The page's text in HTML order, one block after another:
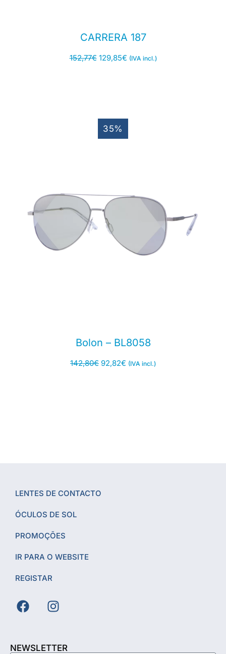
CARRERA 187
152,77€ 129,85€ (IVA incl.)
35%
Bolon – BL8058
142,80€ 92,82€ (IVA incl.)
LENTES DE CONTACTO
ÓCULOS DE SOL
PROMOÇÕES
IR PARA O WEBSITE
REGISTAR
NEWSLETTER